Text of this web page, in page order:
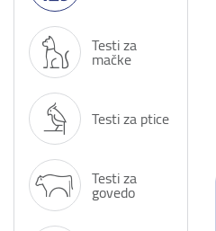
Testi za
mačke
Testi za ptice
Testi za
govedo